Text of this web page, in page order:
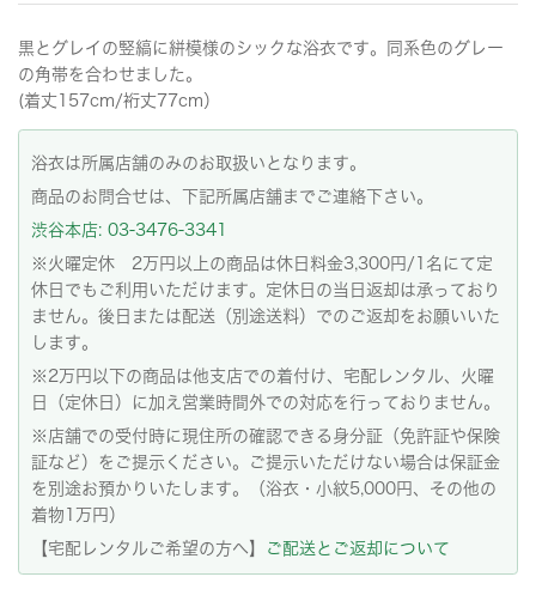
黒とグレイの竪縞に絣模様のシックな浴衣です。同系色のグレー
の角帯を合わせました。
(着丈157cm/裄丈77cm）
浴衣は所属店舗のみのお取扱いとなります。
商品のお問合せは、下記所属店舗までご連絡下さい。
渋谷本店: 03-3476-3341
※火曜定休 2万円以上の商品は休日料金3,300円/1名にて定
休日でもご利用いただけます。定休日の当日返却は承っており
ません。後日または配送（別途送料）でのご返却をお願いいた
します。
※2万円以下の商品は他支店での着付け、宅配レンタル、火曜
日（定休日）に加え営業時間外での対応を行っておりません。
※店舗での受付時に現住所の確認できる身分証（免許証や保険
証など）をご提示ください。ご提示いただけない場合は保証金
を別途お預かりいたします。（浴衣・小紋5,000円、その他の
着物1万円）
【宅配レンタルご希望の方へ】
ご配送とご返却について